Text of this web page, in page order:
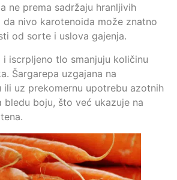
ne prema sadržaju hranljivih
da nivo karotenoida može znatno
od sorte i uslova gajenja.
iscrpljeno tlo smanjuju količinu
Šargarepa uzgajana na
ili uz prekomernu upotrebu azotnih
bledu boju, što već ukazuje na